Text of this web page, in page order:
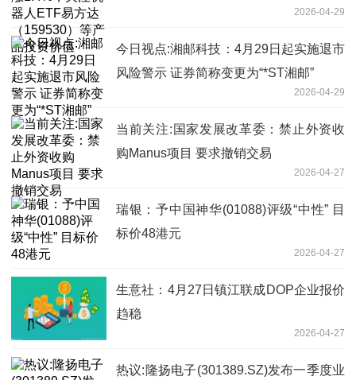
2026-04-29
今日视点:湘邮科技：4月29日起实施退市
风险警示 证券简称变更为“*ST湘邮”
2026-04-29
当前关注:国家发展改革委：禁止外资收
购Manus项目 要求撤销交易
2026-04-27
瑞银：予中国神华(01088)评级“中性” 目
标价48港元
2026-04-27
生意社：4月27日镇江联成DOP企业报价
趋稳
2026-04-27
热议:隆扬电子(301389.SZ)发布一季度业